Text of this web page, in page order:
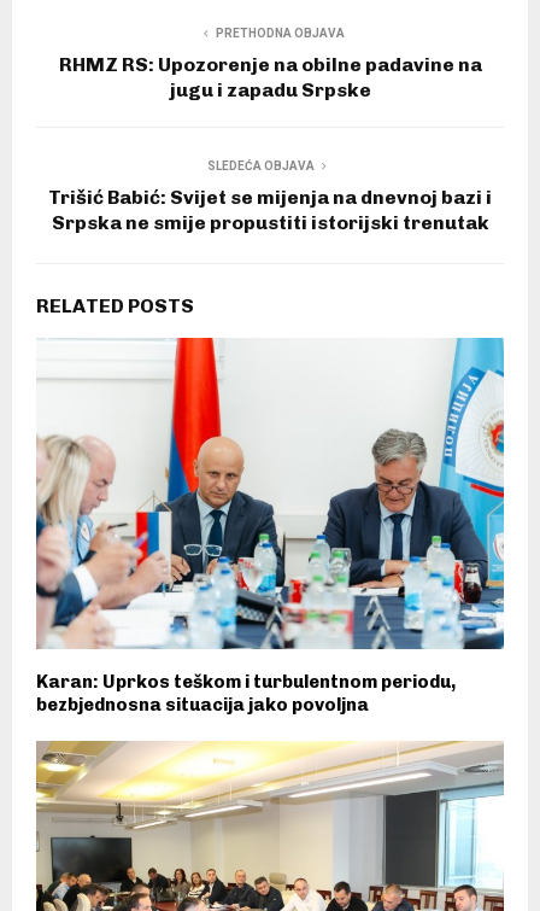
PRETHODNA OBJAVA
RHMZ RS: Upozorenje na obilne padavine na
jugu i zapadu Srpske
SLEDEĆA OBJAVA
Trišić Babić: Svijet se mijenja na dnevnoj bazi i
Srpska ne smije propustiti istorijski trenutak
RELATED POSTS
Karan: Uprkos teškom i turbulentnom periodu,
bezbjednosna situacija jako povoljna